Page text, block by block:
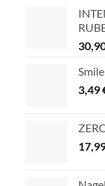
3,49